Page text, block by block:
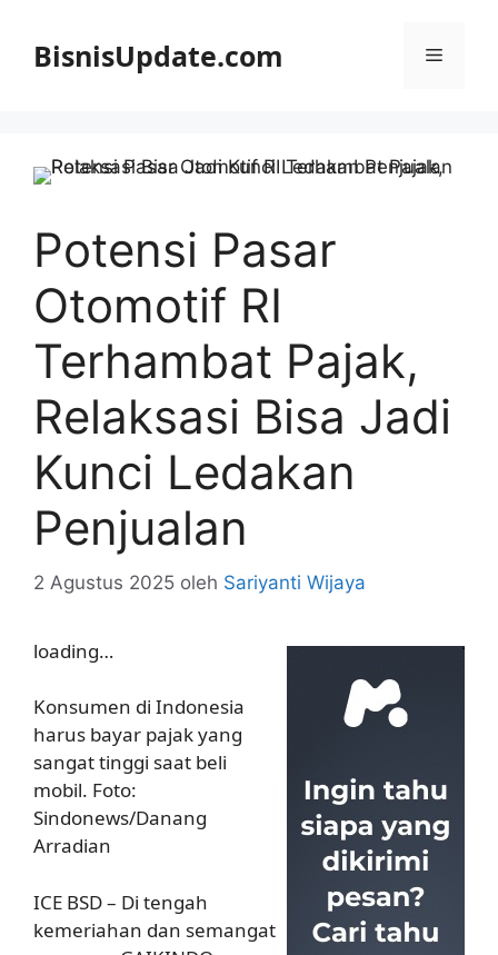
BisnisUpdate.com Menu
Potensi Pasar
Otomotif RI
Terhambat Pajak,
Relaksasi Bisa Jadi
Kunci Ledakan
Penjualan
2 Agustus 2025 oleh Sariyanti Wijaya
loading…
Konsumen di Indonesia
harus bayar pajak yang
sangat tinggi saat beli
mobil. Foto:
Sindonews/Danang
Arradian
ICE BSD – Di tengah
kemeriahan dan semangat